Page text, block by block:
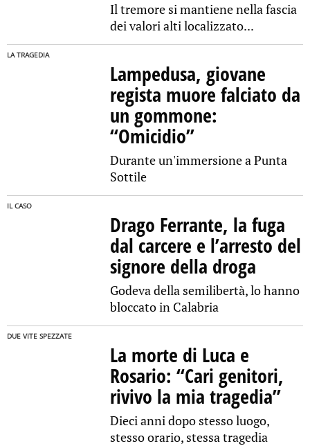
Il tremore si mantiene nella fascia
dei valori alti localizzato...
LA TRAGEDIA
Lampedusa, giovane
regista muore falciato da
un gommone:
“Omicidio”
Durante un'immersione a Punta
Sottile
IL CASO
Drago Ferrante, la fuga
dal carcere e l’arresto del
signore della droga
Godeva della semilibertà, lo hanno
bloccato in Calabria
DUE VITE SPEZZATE
La morte di Luca e
Rosario: “Cari genitori,
rivivo la mia tragedia”
Dieci anni dopo stesso luogo,
stesso orario, stessa tragedia